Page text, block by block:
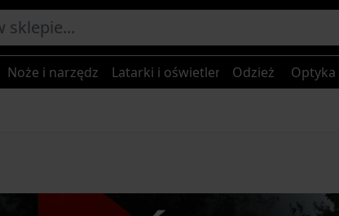
Noże i narzędzia Latarki i oświetlenieOdzież Optyka